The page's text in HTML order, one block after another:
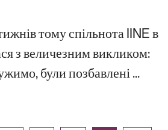
тому спільнота IINE в
з величезним викликом:
були позбавлені ...